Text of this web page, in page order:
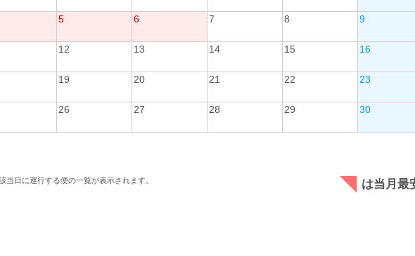
5 6 7 8 9
12 13 14 15 16
19 20 21 22 23
26 27 28 29 30
当日に運行する便の一覧が表示されます。 は当月最